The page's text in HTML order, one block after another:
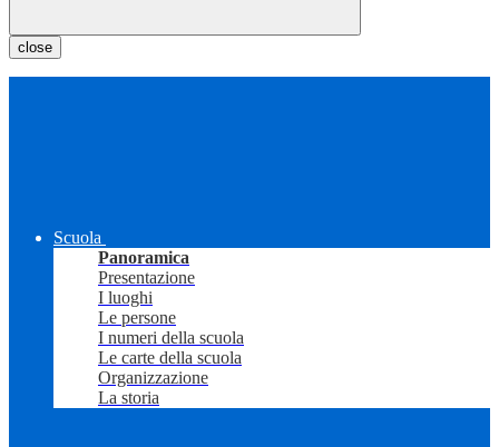
close
Scuola
Panoramica
Presentazione
I luoghi
Le persone
I numeri della scuola
Le carte della scuola
Organizzazione
La storia